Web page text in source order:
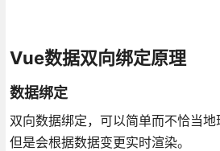
Vue数据双向绑定原理
数据绑定
双向数据绑定，可以简单而不恰当地
但是会根据数据变更实时渲染。